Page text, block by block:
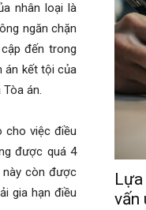
nhân loại là
ngăn chặn
đến trong
án kết tội của
án.
cho việc điều
được quá 4
này còn được
gia hạn điều
vấn